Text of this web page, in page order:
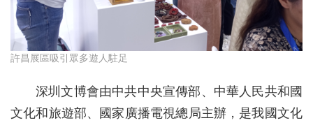
許昌展區吸引眾多遊人駐足
深圳文博會由中共中央宣傳部、中華人民共和國
文化和旅遊部、國家廣播電視總局主辦，是我國文化